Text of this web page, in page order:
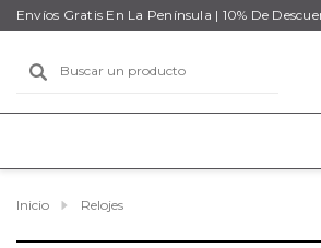
Envíos Gratis En La Península | 10% De
Buscar
Inicio Relojes